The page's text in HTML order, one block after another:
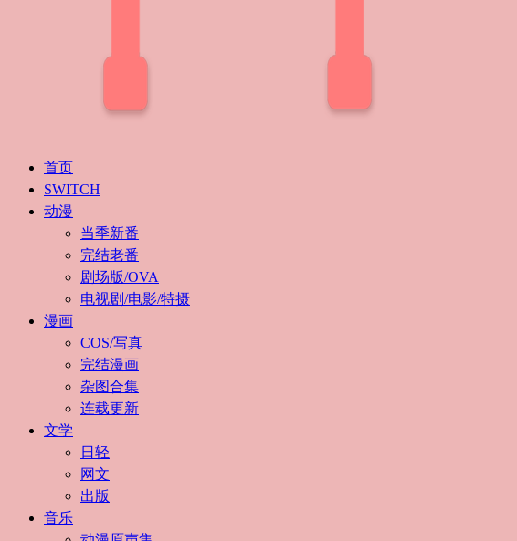
首页
SWITCH
动漫
当季新番
完结老番
剧场版/OVA
电视剧/电影/特摄
漫画
COS/写真
完结漫画
杂图合集
连载更新
文学
日轻
网文
出版
音乐